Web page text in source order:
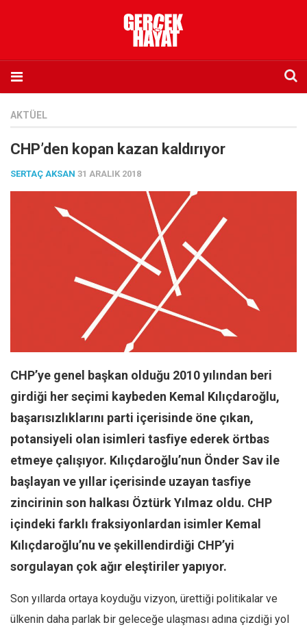
Künye
İletişim
Satış noktası listesi
Eksik sayıların temini
Twitter
Facebook
Instagram
Editörden
Kemal Özer
Mahmut Toptaş
Yvonne Ridley
Barış Tarımcıoğlu
Ömer Kayani
Yusuf Armağan
Hasanali Yıldırım
Selçuk Türkyılmaz
AKTÜEL
CHP’den kopan kazan kaldırıyor
SERTAÇ AKSAN 31 ARALIK 2018
CHP’ye genel başkan olduğu 2010 yılından beri
girdiği her seçimi kaybeden Kemal Kılıçdaroğlu,
başarısızlıklarını parti içerisinde öne çıkan,
potansiyeli olan isimleri tasfiye ederek örtbas
etmeye çalışıyor. Kılıçdaroğlu’nun Önder Sav ile
başlayan ve yıllar içerisinde uzayan tasfiye
zincirinin son halkası Öztürk Yılmaz oldu. CHP
içindeki farklı fraksiyonlardan isimler Kemal
Kılıçdaroğlu’nu ve şekillendirdiği CHP’yi
sorgulayan çok ağır eleştiriler yapıyor.
Son yıllarda ortaya koyduğu vizyon, ürettiği politikalar ve
ülkenin daha parlak bir geleceğe ulaşması adına çizdiği yol